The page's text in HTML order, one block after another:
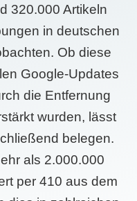
320.000 Artikeln
in deutschen
Ob diese
Google-Updates
die Entfernung
wurden, lässt
belegen.
als 2.000.000
per 410 aus dem